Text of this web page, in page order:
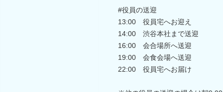
#役員の送迎
13:00 役員宅へお迎え
14:00 渋谷本社まで送迎
16:00 会合場所へ送迎
19:00 会食会場へ送迎
22:00 役員宅へお届け